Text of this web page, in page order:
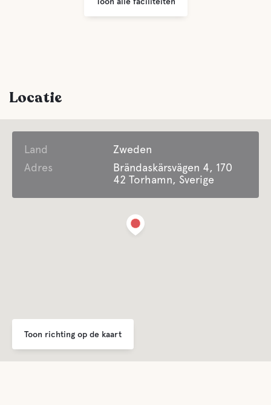
Afvalverwijdering
Zoet water
Water
Locatie
Land
Zweden
Adres
Brändaskärsvägen 4, 170
42 Torhamn, Sverige
Toon richting op de kaart